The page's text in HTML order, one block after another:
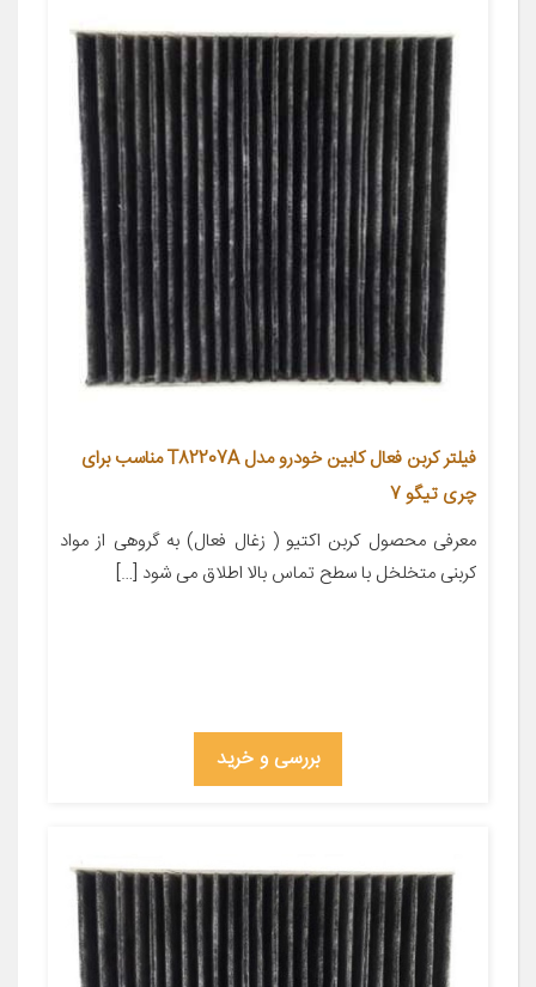
فیلتر کربن فعال کابین خودرو مدل T82207A مناسب برای
چری تیگو 7
معرفی محصول کربن اکتیو ( زغال فعال) به گروهی از مواد
کربنی متخلخل با سطح تماس بالا اطلاق می شود […]
بررسی و خرید